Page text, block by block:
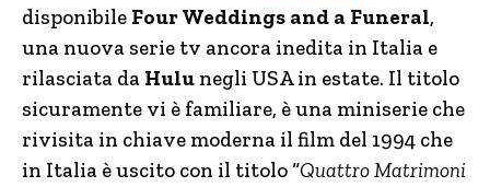
disponibile Four Weddings and a Funeral,
una nuova serie tv ancora inedita in Italia e
rilasciata da Hulu negli USA in estate. Il titolo
sicuramente vi è familiare, è una miniserie che
rivisita in chiave moderna il film del 1994 che
in Italia è uscito con il titolo “Quattro Matrimoni